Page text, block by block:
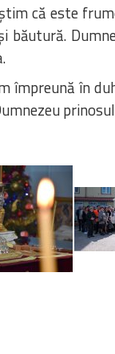
că este
băutură.
împreună în